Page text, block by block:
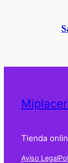
Tienda
Aviso Legal